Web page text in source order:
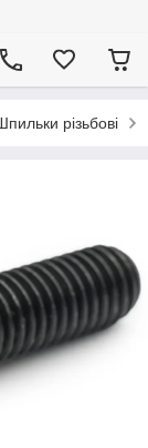
різьбові